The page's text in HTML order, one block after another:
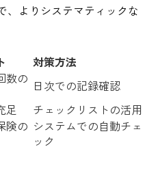
、よりシステマティックな
対策方法
数の 日次での記録確認
足
チェックリストの活用
険の システムでの自動チェ
ック